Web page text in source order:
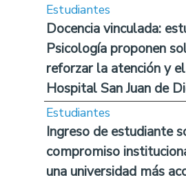
Estudiantes
Docencia vinculada:
Psicología proponen
reforzar la atención y
Hospital San Juan de
Estudiantes
Ingreso de estudiante
compromiso
una universidad más